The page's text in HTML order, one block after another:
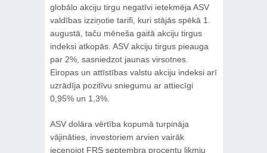
globālo akciju tirgu negatīvi ietekmēja ASV
valdības izziņotie tarifi, kuri stājās spēkā 1.
augustā, taču mēneša gaitā akciju tirgus
indeksi atkopās. ASV akciju tirgus pieauga
par 2%, sasniedzot jaunas virsotnes.
Eiropas un attīstības valstu akciju indeksi arī
uzrādīja pozitīvu sniegumu ar attiecīgi
0,95% un 1,3%.
ASV dolāra vērtība kopumā turpināja
vājināties, investoriem arvien vairāk
iecenojot FRS septembra procentu likmju